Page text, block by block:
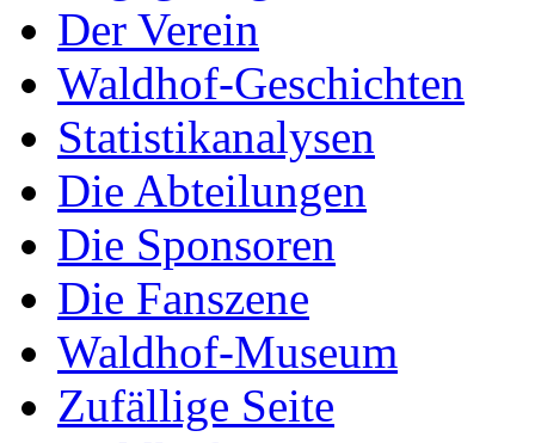
Der Verein
Waldhof-Geschichten
Statistikanalysen
Die Abteilungen
Die Sponsoren
Die Fanszene
Waldhof-Museum
Zufällige Seite